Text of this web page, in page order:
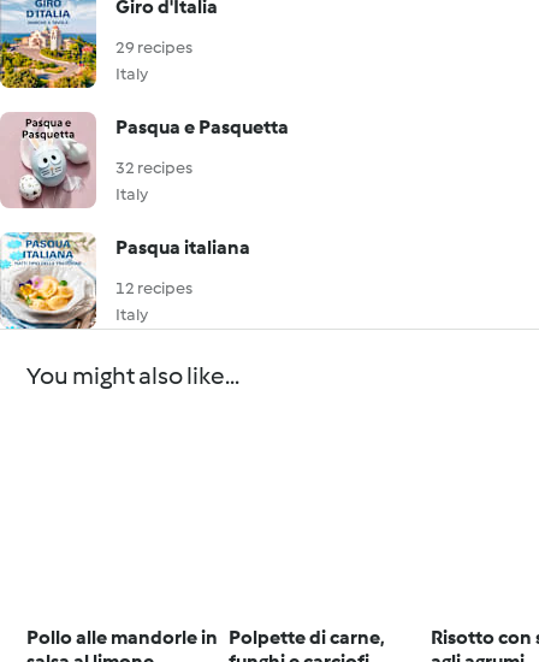
Giro d'Italia
29 recipes
Italy
Pasqua e Pasquetta
32 recipes
Italy
Pasqua italiana
12 recipes
Italy
You might also like...
Pollo alle mandorle in Polpette di carne,
Risotto con